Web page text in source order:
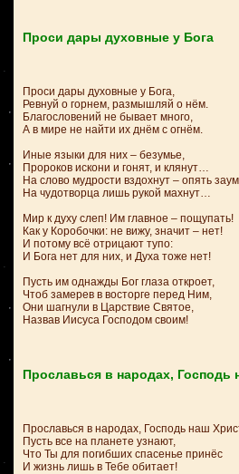
Проси дары духовные у Бога
Проси дары духовные у Бога,
Ревнуй о горнем, размышляй о нём.
Благословений не бывает много,
А в мире не найти их днём с огнём.
Иные языки для них – безумье,
Пророков искони и гонят, и клянут…
На слово мудрости вздохнут – опять
На чудотворца лишь рукой махнут…
Мир к духу слеп! Им главное – пощупать!
Как у Коробочки: не вижу, значит – нет!
И потому всё отрицают тупо:
И Бога нет для них, и Духа тоже нет!
Пусть им однажды Бог глаза откроет,
Чтоб замерев в восторге перед Ним,
Они шагнули в Царствие Святое,
Назвав Иисуса Господом своим!
Прославься в народах, Господь
Прославься в народах, Господь наш
Пусть все на планете узнают,
Что Ты для погибших спасенье принёс
И жизнь лишь в Тебе обитает!